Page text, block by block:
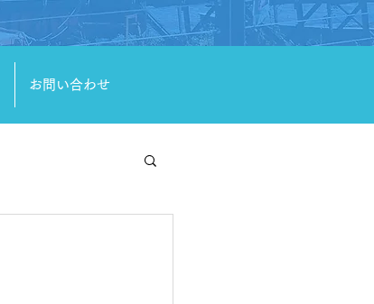
お問い合わせ